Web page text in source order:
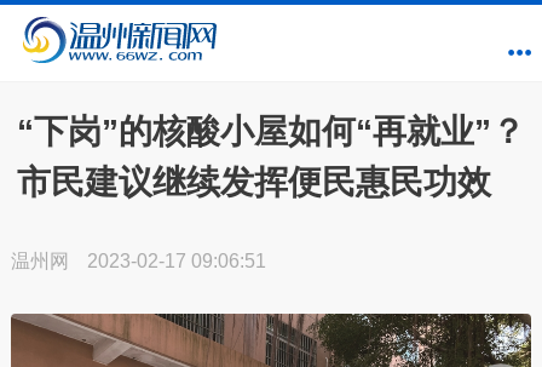
“下岗”的核酸小屋如何“再就业”？
市民建议继续发挥便民惠民功效
温州网 2023-02-17 09:06:51